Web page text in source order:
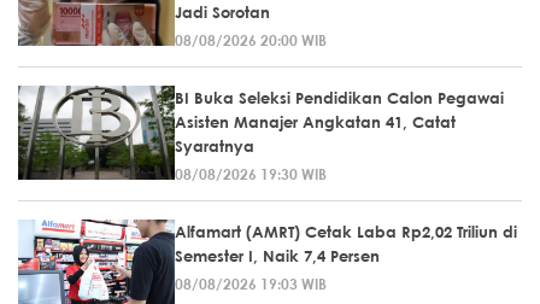
Jadi Sorotan
08/08/2026 20:00 WIB
BI Buka Seleksi Pendidikan Calon Pegawai
Asisten Manajer Angkatan 41, Catat
Syaratnya
08/08/2026 19:30 WIB
Alfamart (AMRT) Cetak Laba Rp2,02 Triliun di
Semester I, Naik 7,4 Persen
08/08/2026 19:03 WIB